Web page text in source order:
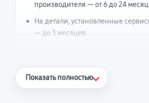
производителя — от 6 до 24
На детали, установленные
— до 3 месяцев.
Что считается гарантийным
Показать полностью